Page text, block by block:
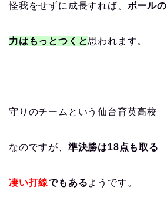
怪我をせずに成長すれば、 ボールの
力はもっとつくと思われます。
守りのチームという仙台育英高校
なのですが、 準決勝は18点も取る
凄い打線でもあるようです。